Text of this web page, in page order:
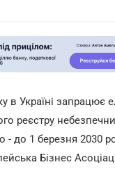
в Україні запрацює
реєстру
- до 1 березня 2030
Бізнес